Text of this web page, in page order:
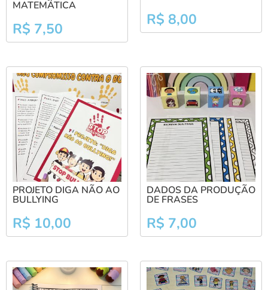
MATEMÁTICA
R$ 7,50
R$ 8,00
PROJETO DIGA NÃO AO
BULLYING
R$ 10,00
DADOS DA PRODUÇÃO
DE FRASES
R$ 7,00